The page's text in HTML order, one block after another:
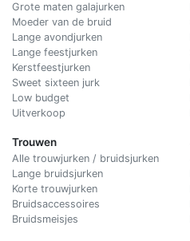
Grote maten galajurken
Moeder van de bruid
Lange avondjurken
Lange feestjurken
Kerstfeestjurken
Sweet sixteen jurk
Low budget
Uitverkoop
Trouwen
Alle trouwjurken / bruidsjurken
Lange bruidsjurken
Korte trouwjurken
Bruidsaccessoires
Bruidsmeisjes